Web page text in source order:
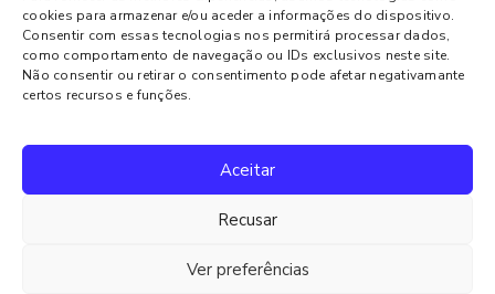
cookies para armazenar e/ou aceder a informações do dispositivo.
Consentir com essas tecnologias nos permitirá processar dados,
como comportamento de navegação ou IDs exclusivos neste site.
Não consentir ou retirar o consentimento pode afetar negativamante
certos recursos e funções.
Aceitar
Recusar
Ver preferências
© 2026Gresilva
Política de privacidade
Livro de reclamações Online
Centro de Arbitragem e Conflitos de Lisboa
Powered by